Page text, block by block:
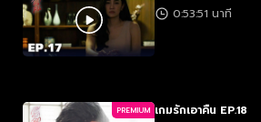
0:53:51 นาที
PREMIUM เกมรักเอาคืน EP.18